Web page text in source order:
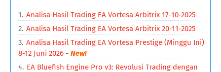
Analisa Hasil Trading EA Vortesa Arbitrix 17-10-2025
Analisa Hasil Trading EA Vortesa Arbitrix 20-11-2025
Analisa Hasil Trading EA Vortesa Prestige (Minggu Ini)
8-12 Juni 2026 -New!
EA Bluefish Engine Pro v3: Revolusi Trading dengan